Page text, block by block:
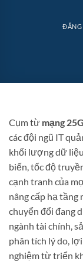
ĐĂNG
Cụm từ mạng
các đội ngũ IT
khối lượng dữ
biến, tốc độ
cạnh tranh của
nâng cấp hạ
chuyển đổi đang
ngành tài chính,
phân tích lý do,
nghiệm từ triển